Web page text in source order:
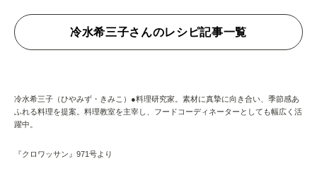
冷水希三子さんのレシピ記事一覧
冷水希三子（ひやみず・きみこ）●料理研究家。素材に真摯に向き合い、季節感あ
ふれる料理を提案。料理教室を主宰し、フードコーディネーターとしても幅広く活
躍中。
『クロワッサン』971号より